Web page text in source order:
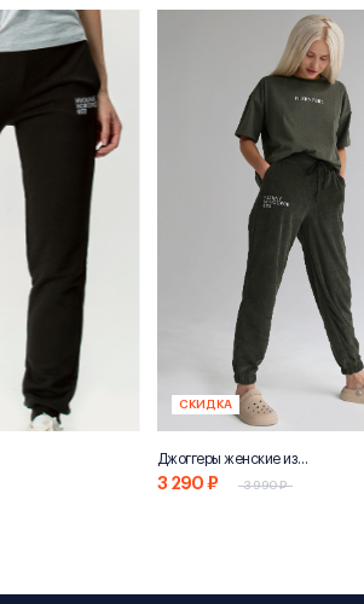
СКИДКА
Джоггеры женские из переработанного хлопка "Эко 800"
3 290 ₽ 3 990 ₽